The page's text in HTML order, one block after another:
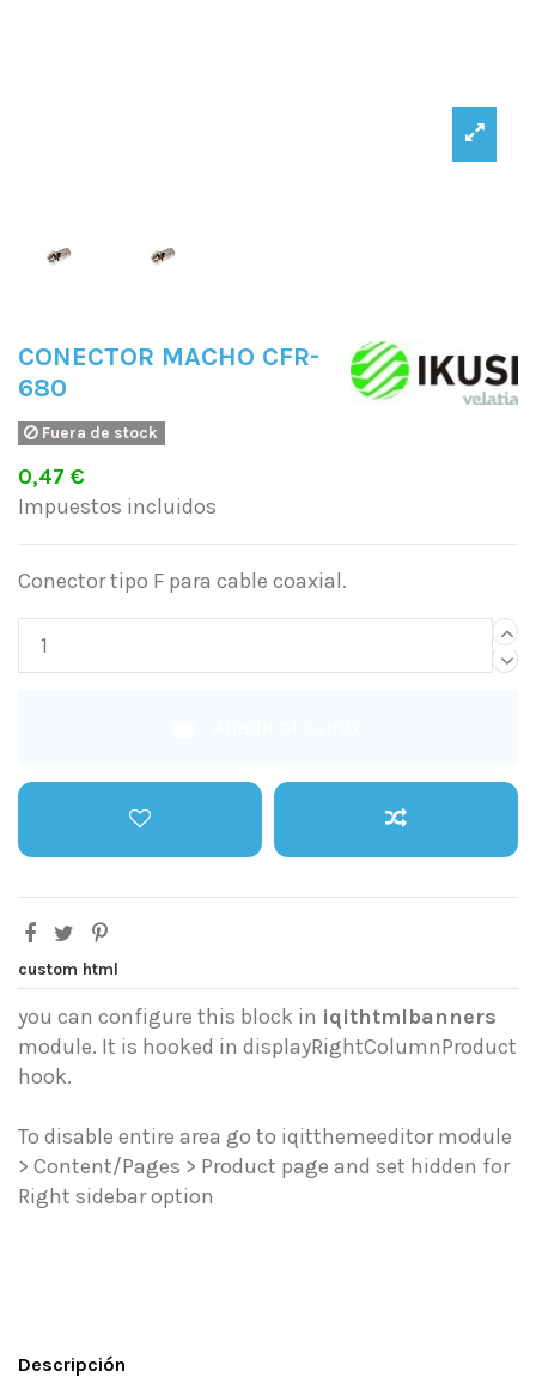
CONECTOR MACHO CFR-
680
Fuera de stock
0,47 €
Impuestos incluidos
Conector tipo F para cable coaxial.
custom html
you can configure this block in iqithtmlbanners
module. It is hooked in displayRightColumnProduct
hook.
To disable entire area go to iqitthemeeditor module
> Content/Pages > Product page and set hidden for
Right sidebar option
Descripción